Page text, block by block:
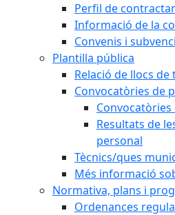
Perfil de
Informació de la
Convenis i
Plantilla pública
Relació de llocs de
Convocatòries de
Resultats de
personal
Tècnics/ques
Més informació
Normativa, plans i
Ordenances